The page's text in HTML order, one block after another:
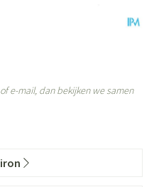
e-mail, dan bekijken we samen